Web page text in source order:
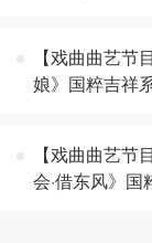
【戏曲曲艺
娘》国粹吉祥
【戏曲曲艺
会·借东风》